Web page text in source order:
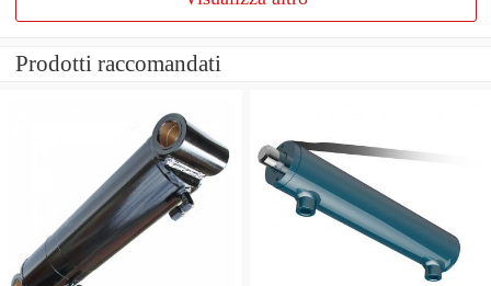
Prodotti raccomandati